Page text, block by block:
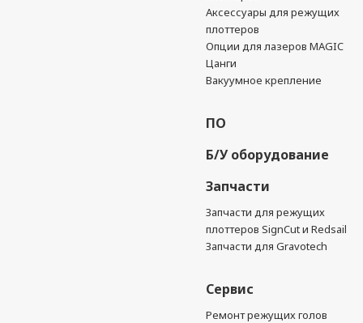
Аксессуары для режущих
плоттеров
Опции для лазеров MAGIC
Цанги
Вакуумное крепление
ПО
Б/У оборудование
Запчасти
Запчасти для режущих
плоттеров SignCut и Redsail
Запчасти для Gravotech
Сервис
Ремонт режущих голов